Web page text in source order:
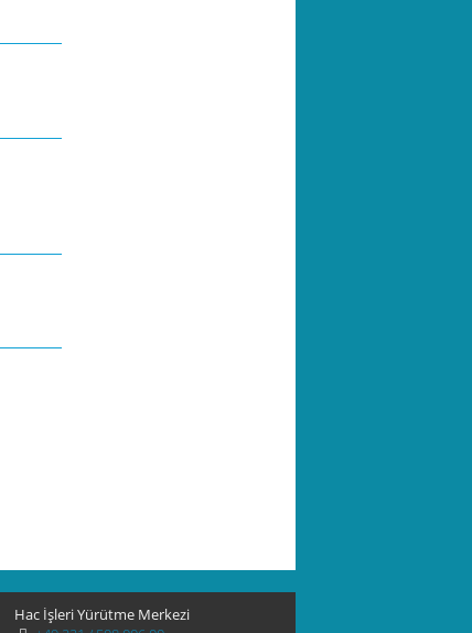
Hac İşleri Yürütme Merkezi